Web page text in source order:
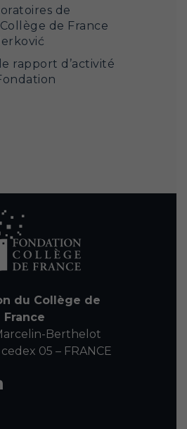
de
de France
rapport d’activité
du Collège de
France
Berthelot
05 – FRANCE